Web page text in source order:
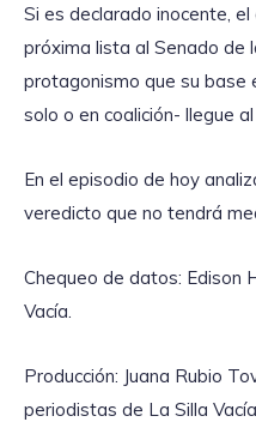
Si es declarado inocente,
próxima lista al Senado de
protagonismo que su base
solo o en coalición- llegue
En el episodio de hoy
veredicto que no tendrá
Chequeo de datos: Edison
Vacía.
Producción: Juana Rubio
periodistas de La Silla Vacía.